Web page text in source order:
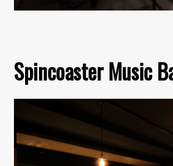
Spincoaster Music